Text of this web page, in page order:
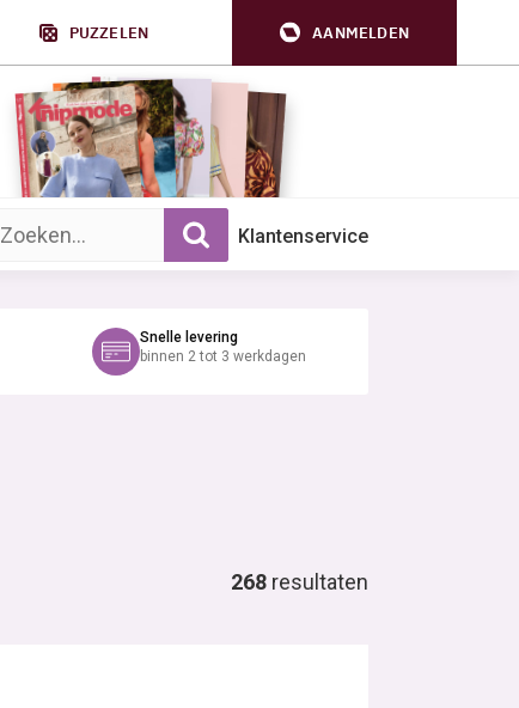
PUZZELEN AANMELDEN
Zoek op trefwoord: Klantenservice
Snelle levering
binnen 2 tot 3 werkdagen
268 resultaten